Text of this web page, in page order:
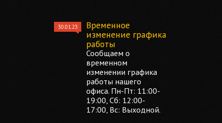
30.01.23
Временное
изменение графика
работы
Сообщаем о
временном
изменении графика
работы нашего
офиса. Пн-Пт: 11:00-
19:00, Сб: 12:00-
17:00, Вс: Выходной.